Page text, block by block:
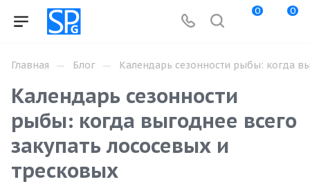
0 0
Главная — Блог — Календарь сезонности рыбы: когда
Календарь сезонности
рыбы: когда выгоднее всего
закупать лососевых и
тресковых